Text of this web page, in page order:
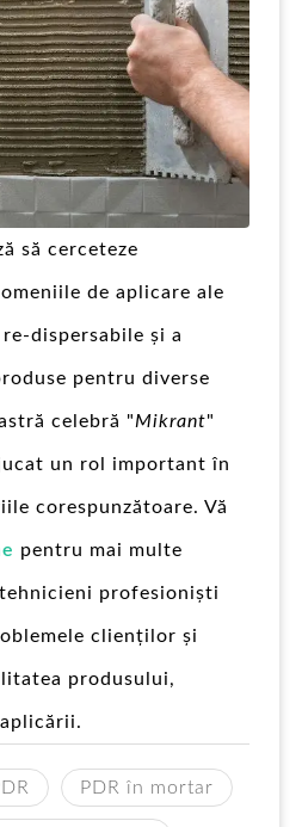
să cerceteze
de aplicare ale
dispersabile și a
pentru diverse
celebră "Mikrant"
un rol important în
corespunzătoare. Vă
pentru mai multe
profesioniști
clienților și
produsului,
PDR în mortar